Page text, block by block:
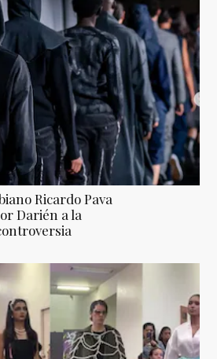
Ricardo Pava
Darién a la